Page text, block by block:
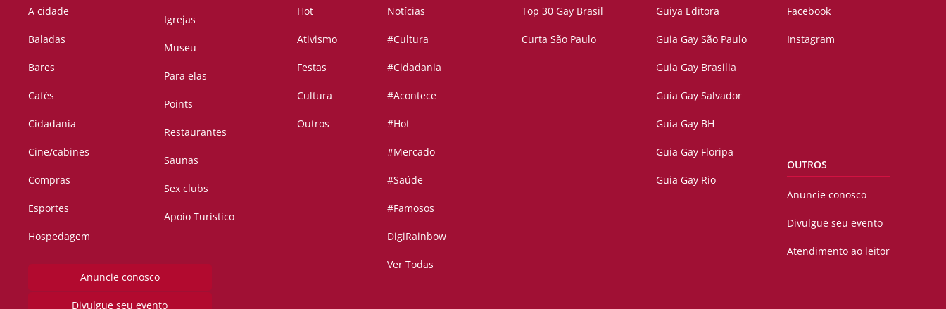
A cidade
Baladas
Bares
Cafés
Cidadania
Cine/cabines
Compras
Esportes
Hospedagem
Igrejas
Museu
Para elas
Points
Restaurantes
Saunas
Sex clubs
Apoio Turístico
Anuncie conosco
Divulgue seu evento
Hot
Ativismo
Festas
Cultura
Outros
Notícias
#Cultura
#Cidadania
#Acontece
#Hot
#Mercado
#Saúde
#Famosos
DigiRainbow
Ver Todas
Top 30 Gay Brasil
Curta São Paulo
Guiya Editora
Guia Gay São Paulo
Guia Gay Brasilia
Guia Gay Salvador
Guia Gay BH
Guia Gay Floripa
Guia Gay Rio
Facebook
Instagram
OUTROS
Anuncie conosco
Divulgue seu evento
Atendimento ao leitor